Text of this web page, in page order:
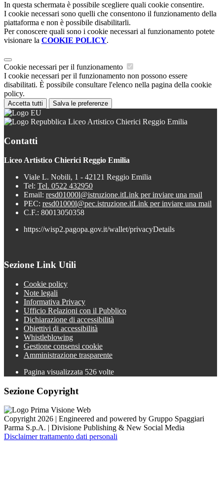
In questa schermata è possibile scegliere quali cookie consentire.
I cookie necessari sono quelli che consentono il funzionamento della
piattaforma e non è possibile disabilitarli.
Per conoscere quali sono i cookie necessari al funzionamento potete
visionare la COOKIE POLICY.
Cookie necessari per il funzionamento
I cookie necessari per il funzionamento non possono essere
disabilitati. È possibile consultare l'elenco nella pagina della cookie
policy.
Accetta tutti Salva le preferenze
Liceo Artistico Chierici Reggio Emilia
Contatti
Liceo Artistico Chierici Reggio Emilia
Viale L. Nobili, 1 - 42121 Reggio Emilia
Tel: Tel. 0522 432950
Email: resd01000l@istruzione.itLink per inviare una mail
PEC: resd01000l@pec.istruzione.itLink per inviare una mail
C.F.: 80013050358
https://wisp2.pagopa.gov.it/wallet/privacyDetails
Sezione Link Utili
Cookie policy
Note legali
Informativa Privacy
Ufficio Relazioni con il Pubblico
Dichiarazione di accessibilità
Obiettivi di accessibilità
Whistleblowing
Gestione consensi cookie
Amministrazione trasparente
Pagina visualizzata 526 volte
Sezione Copyright
Copyright 2026 | Engineered and powered by Gruppo Spaggiari
Parma S.p.A. | Divisione Publishing & New Social Media
Disclaimer trattamento dati personali